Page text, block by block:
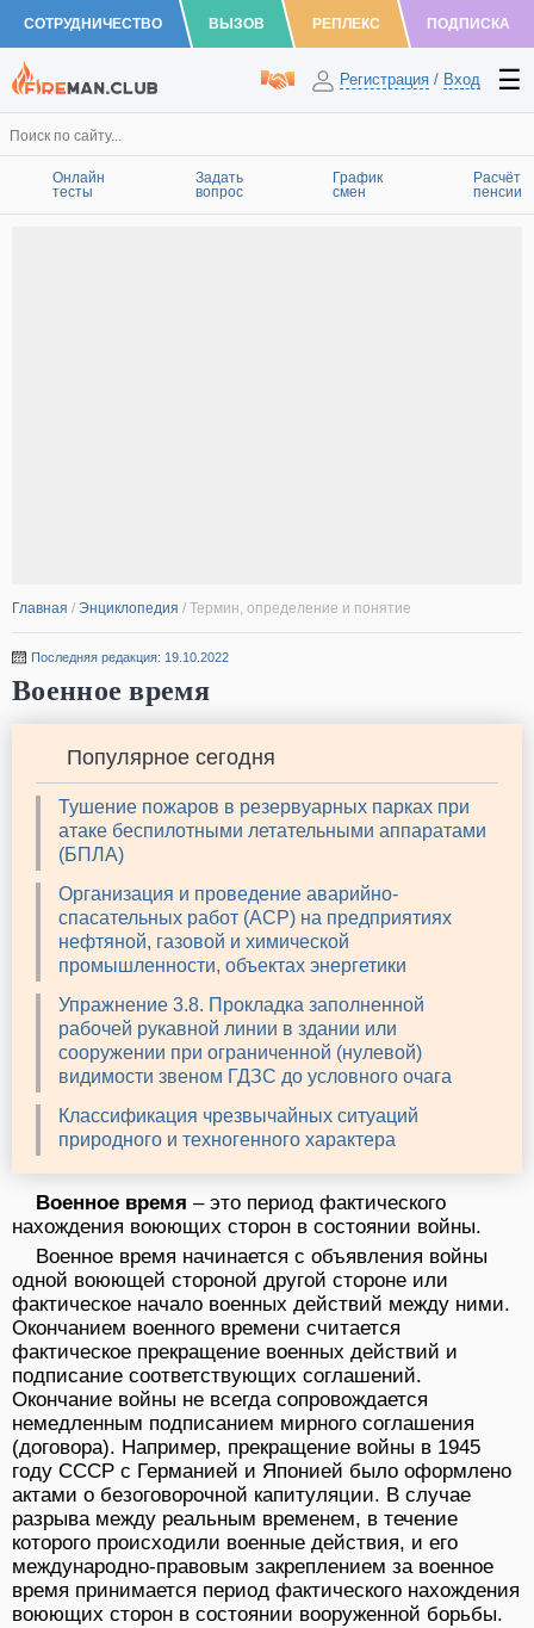
СОТРУДНИЧЕСТВО ВЫЗОВ РЕПЛЕКС ПОДПИСКА
Регистрация / Вход
Онлайн
тесты
Задать
вопрос
График
смен
Расчёт
пенсии
Главная / Энциклопедия / Термин, определение и понятие
Последняя редакция: 19.10.2022
Военное время
Популярное сегодня
Тушение пожаров в резервуарных парках при
атаке беспилотными летательными аппаратами
(БПЛА)
Организация и проведение аварийно-
спасательных работ (АСР) на предприятиях
нефтяной, газовой и химической
промышленности, объектах энергетики
Упражнение 3.8. Прокладка заполненной
рабочей рукавной линии в здании или
сооружении при ограниченной (нулевой)
видимости звеном ГДЗС до условного очага
Классификация чрезвычайных ситуаций
природного и техногенного характера
Военное время – это период фактического
нахождения воюющих сторон в состоянии войны.
Военное время начинается с объявления войны
одной воюющей стороной другой стороне или
фактическое начало военных действий между ними.
Окончанием военного времени считается
фактическое прекращение военных действий и
подписание соответствующих соглашений.
Окончание войны не всегда сопровождается
немедленным подписанием мирного соглашения
(договора). Например, прекращение войны в 1945
году СССР с Германией и Японией было оформлено
актами о безоговорочной капитуляции. В случае
разрыва между реальным временем, в течение
которого происходили военные действия, и его
международно-правовым закреплением за военное
время принимается период фактического нахождения
воюющих сторон в состоянии вооруженной борьбы.